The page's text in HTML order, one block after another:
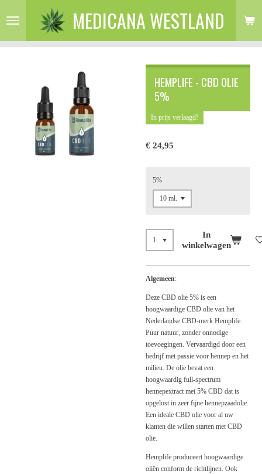
direct
de
MEDICANA WESTLAND
HEMPLIFE - CBD OLIE
5%
In prijs verlaagd!
€ 24,95
5%
In
winkelwagen
Algemeen:
Deze CBD olie 5% is een
hoogwaardige CBD olie van het
Nederlandse CBD-merk Hemplife.
Puur natuur, zonder onnodige
toevoegingen. Vervaardigd door een
bedrijf met passie voor hennep en het
milieu. De olie bevat een
hoogwaardig full-spectrum
hennepextract met 5% CBD dat is
opgelost in zeer fijne hennepzaadolie.
Een ideale CBD olie voor al uw
klanten die willen starten met CBD
olie.
Hemplife produceert hoogwaardige
oliën conform de richtlijnen. Ook